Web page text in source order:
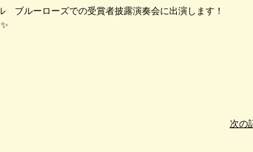
ブルーローズでの受賞者披露演奏会に出演します！
次の